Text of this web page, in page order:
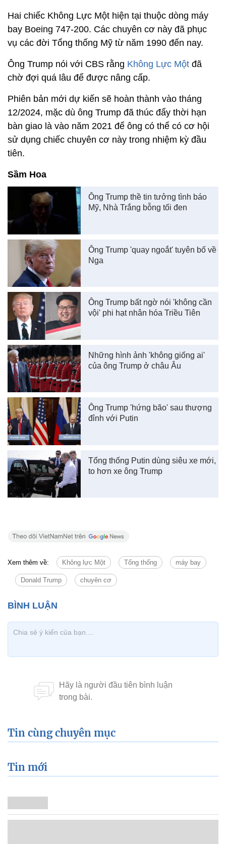
Hai chiếc Không Lực Một hiện tại thuộc dòng máy
bay Boeing 747-200. Các chuyên cơ này đã phục
vụ các đời Tổng thống Mỹ từ năm 1990 đến nay.
Ông Trump nói với CBS rằng Không Lực Một đã
chờ đợi quá lâu để được nâng cấp.
Phiên bản mới dự kiến sẽ hoàn thành vào tháng
12/2024, mặc dù ông Trump đã thúc đẩy thời hạn
bàn giao là vào năm 2021 để ông có thể có cơ hội
sử dụng chiếc chuyên cơ này trong nhiệm kỳ đầu
tiên.
Sầm Hoa
Ông Trump thề tin tưởng tình báo
Mỹ, Nhà Trắng bỗng tối đen
Ông Trump 'quay ngoắt' tuyên bố về
Nga
Ông Trump bất ngờ nói 'không cần
vội' phi hạt nhân hóa Triều Tiên
Những hình ảnh 'không giống ai'
của ông Trump ở châu Âu
Ông Trump 'hứng bão' sau thượng
đỉnh với Putin
Tổng thống Putin dùng siêu xe mới,
to hơn xe ông Trump
Xem thêm về: Không lực Một Tổng thống máy bay
Donald Trump chuyên cơ
Tin cùng chuyên mục
Tin mới